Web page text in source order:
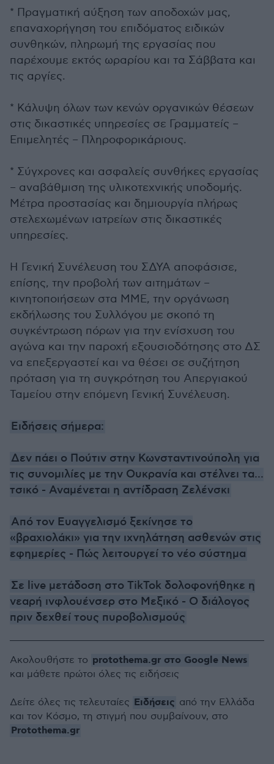
* Πραγματική αύξηση των αποδοχών μας,
επαναχορήγηση του επιδόματος ειδικών
συνθηκών, πληρωμή της εργασίας που
παρέχουμε εκτός ωραρίου και τα Σάββατα και
τις αργίες.
* Κάλυψη όλων των κενών οργανικών θέσεων
στις δικαστικές υπηρεσίες σε Γραμματείς –
Επιμελητές – Πληροφορικάριους.
* Σύγχρονες και ασφαλείς συνθήκες εργασίας
– αναβάθμιση της υλικοτεχνικής υποδομής.
Μέτρα προστασίας και δημιουργία πλήρως
στελεχωμένων ιατρείων στις δικαστικές
υπηρεσίες.
Η Γενική Συνέλευση του ΣΔΥΑ αποφάσισε,
επίσης, την προβολή των αιτημάτων –
κινητοποιήσεων στα ΜΜΕ, την οργάνωση
εκδήλωσης του Συλλόγου με σκοπό τη
συγκέντρωση πόρων για την ενίσχυση του
αγώνα και την παροχή εξουσιοδότησης στο ΔΣ
να επεξεργαστεί και να θέσει σε συζήτηση
πρόταση για τη συγκρότηση του Απεργιακού
Ταμείου στην επόμενη Γενική Συνέλευση.
Ειδήσεις σήμερα:
Δεν πάει ο Πούτιν στην Κωνσταντινούπολη για
τις συνομιλίες με την Ουκρανία και στέλνει τα...
τσικό - Αναμένεται η αντίδραση Ζελένσκι
Από τον Ευαγγελισμό ξεκίνησε το
«βραχιολάκι» για την ιχνηλάτηση ασθενών στις
εφημερίες - Πώς λειτουργεί το νέο σύστημα
Σε live μετάδοση στο TikTok δολοφονήθηκε η
νεαρή ινφλουένσερ στο Μεξικό - Ο διάλογος
πριν δεχθεί τους πυροβολισμούς
Ακολουθήστε το protothema.gr στο Google News
και μάθετε πρώτοι όλες τις ειδήσεις
Δείτε όλες τις τελευταίες Ειδήσεις από την Ελλάδα
και τον Κόσμο, τη στιγμή που συμβαίνουν, στο
Protothema.gr